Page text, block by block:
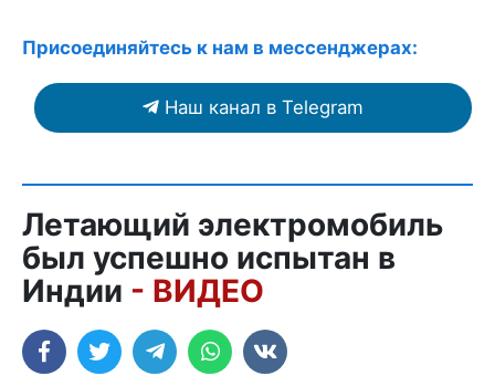
Присоединяйтесь к нам в мессенджерах:
Наш канал в Telegram
Летающий электромобиль
был успешно испытан в
Индии - ВИДЕО